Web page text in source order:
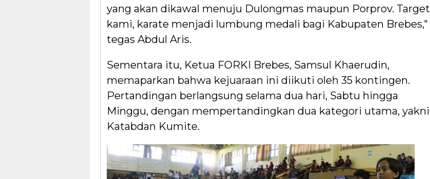
yang akan dikawal menuju Dulongmas maupun Porprov. Target
kami, karate menjadi lumbung medali bagi Kabupaten Brebes,"
tegas Abdul Aris.
Sementara itu, Ketua FORKI Brebes, Samsul Khaerudin,
memaparkan bahwa kejuaraan ini diikuti oleh 35 kontingen.
Pertandingan berlangsung selama dua hari, Sabtu hingga
Minggu, dengan mempertandingkan dua kategori utama, yakni
Katabdan Kumite.